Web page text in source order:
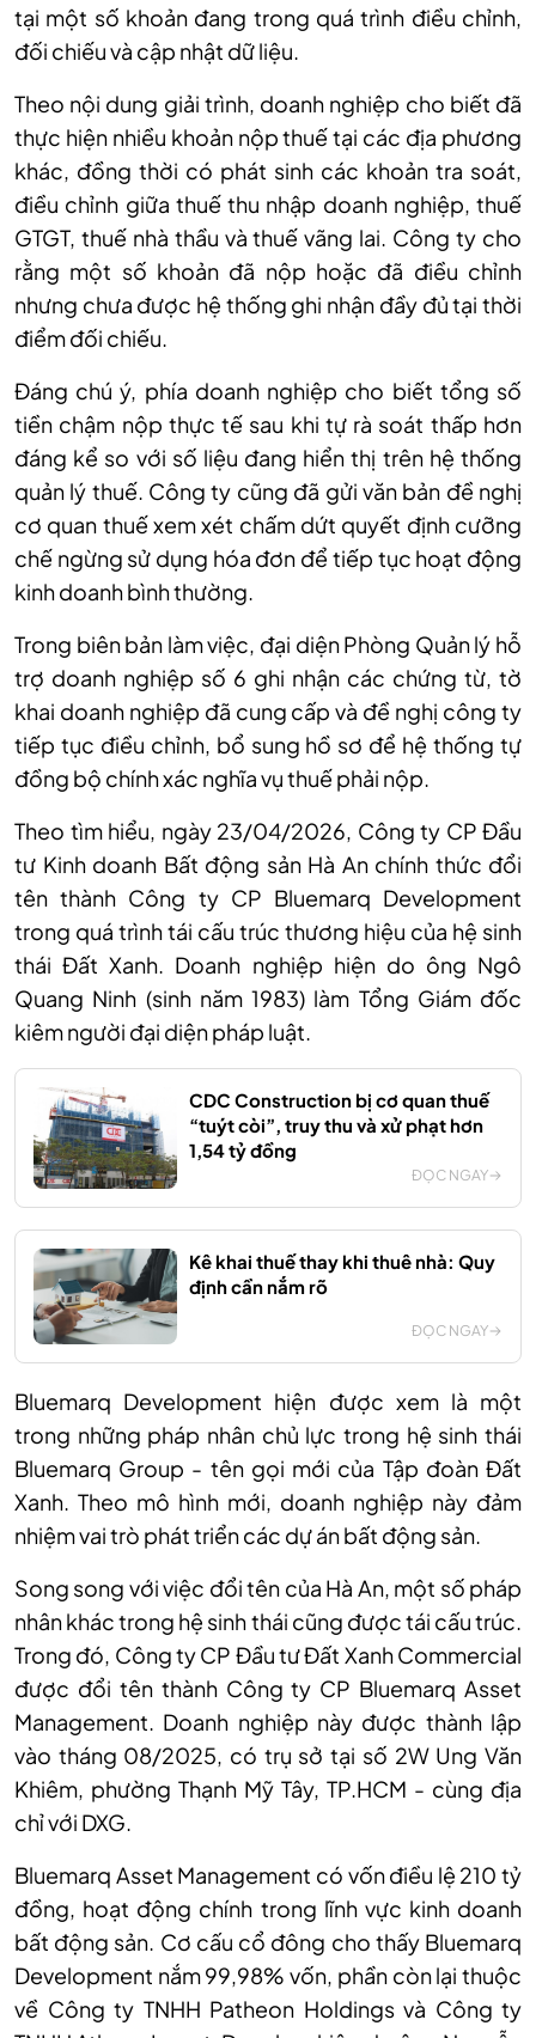
tại một số khoản đang trong quá trình điều chỉnh,
đối chiếu và cập nhật dữ liệu.
Theo nội dung giải trình, doanh nghiệp cho biết đã
thực hiện nhiều khoản nộp thuế tại các địa phương
khác, đồng thời có phát sinh các khoản tra soát,
điều chỉnh giữa thuế thu nhập doanh nghiệp, thuế
GTGT, thuế nhà thầu và thuế vãng lai. Công ty cho
rằng một số khoản đã nộp hoặc đã điều chỉnh
nhưng chưa được hệ thống ghi nhận đầy đủ tại thời
điểm đối chiếu.
Đáng chú ý, phía doanh nghiệp cho biết tổng số
tiền chậm nộp thực tế sau khi tự rà soát thấp hơn
đáng kể so với số liệu đang hiển thị trên hệ thống
quản lý thuế. Công ty cũng đã gửi văn bản đề nghị
cơ quan thuế xem xét chấm dứt quyết định cưỡng
chế ngừng sử dụng hóa đơn để tiếp tục hoạt động
kinh doanh bình thường.
Trong biên bản làm việc, đại diện Phòng Quản lý hỗ
trợ doanh nghiệp số 6 ghi nhận các chứng từ, tờ
khai doanh nghiệp đã cung cấp và đề nghị công ty
tiếp tục điều chỉnh, bổ sung hồ sơ để hệ thống tự
đồng bộ chính xác nghĩa vụ thuế phải nộp.
Theo tìm hiểu, ngày 23/04/2026, Công ty CP Đầu
tư Kinh doanh Bất động sản Hà An chính thức đổi
tên thành Công ty CP Bluemarq Development
trong quá trình tái cấu trúc thương hiệu của hệ sinh
thái Đất Xanh. Doanh nghiệp hiện do ông Ngô
Quang Ninh (sinh năm 1983) làm Tổng Giám đốc
kiêm người đại diện pháp luật.
ĐỌC NGAY
CDC Construction bị cơ quan thuế
“tuýt còi”, truy thu và xử phạt hơn
1,54 tỷ đồng
ĐỌC NGAY
Kê khai thuế thay khi thuê nhà: Quy
định cần nắm rõ
Bluemarq Development hiện được xem là một
trong những pháp nhân chủ lực trong hệ sinh thái
Bluemarq Group - tên gọi mới của Tập đoàn Đất
Xanh. Theo mô hình mới, doanh nghiệp này đảm
nhiệm vai trò phát triển các dự án bất động sản.
Song song với việc đổi tên của Hà An, một số pháp
nhân khác trong hệ sinh thái cũng được tái cấu trúc.
Trong đó, Công ty CP Đầu tư Đất Xanh Commercial
được đổi tên thành Công ty CP Bluemarq Asset
Management. Doanh nghiệp này được thành lập
vào tháng 08/2025, có trụ sở tại số 2W Ung Văn
Khiêm, phường Thạnh Mỹ Tây, TP.HCM - cùng địa
chỉ với DXG.
Bluemarq Asset Management có vốn điều lệ 210 tỷ
đồng, hoạt động chính trong lĩnh vực kinh doanh
bất động sản. Cơ cấu cổ đông cho thấy Bluemarq
Development nắm 99,98% vốn, phần còn lại thuộc
về Công ty TNHH Patheon Holdings và Công ty